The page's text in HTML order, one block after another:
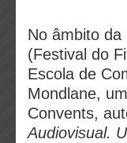
No âmbito
(Festival do
Escola de
Mondlane,
Convents,
Audiovisual.